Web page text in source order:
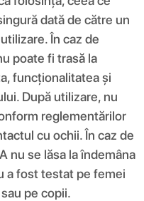
dată de către un
În caz de
poate fi trasă la
funcționalitatea și
După utilizare, nu
reglementărilor
cu ochii. În caz de
nu se lăsa la îndemâna
a fost testat pe femei
pe copii.